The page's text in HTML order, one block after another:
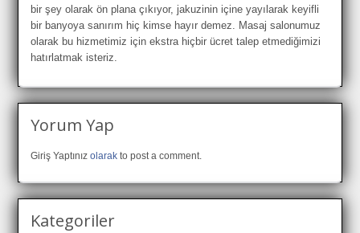
bir şey olarak ön plana çıkıyor, jakuzinin içine yayılarak keyifli
bir banyoya sanırım hiç kimse hayır demez. Masaj salonumuz
olarak bu hizmetimiz için ekstra hiçbir ücret talep etmediğimizi
hatırlatmak isteriz.
Yorum Yap
Giriş Yaptınızolarak to post a comment.
Kategoriler